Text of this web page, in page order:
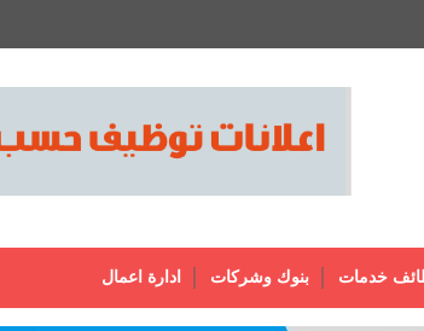
خدمات بنوك وشركات ادارة اعمال